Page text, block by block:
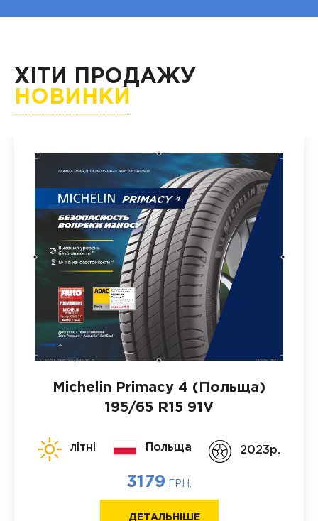
ХІТИ ПРОДАЖУ
НОВИНКИ
Michelin Primacy 4 (Польща)
195/65 R15 91V
літні Польща 2023p.
3179 ГРН.
ДЕТАЛЬНІШЕ